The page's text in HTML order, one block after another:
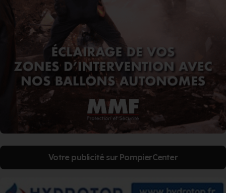
Votre publicité sur PompierCenter